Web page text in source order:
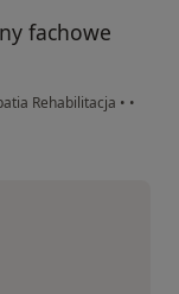
fachowe
Rehabilitacja • •